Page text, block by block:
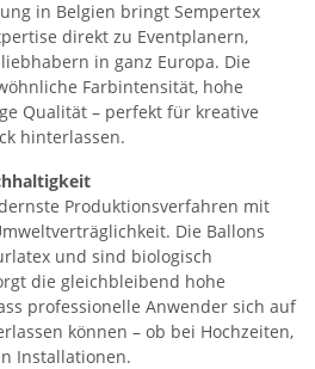
in Belgien bringt Sempertex
direkt zu Eventplanern,
in ganz Europa. Die
Farbintensität, hohe
Qualität – perfekt für kreative
hinterlassen.
Produktionsverfahren mit
Die Ballons
und sind biologisch
die gleichbleibend hohe
professionelle Anwender sich auf
können – ob bei Hochzeiten,
Installationen.